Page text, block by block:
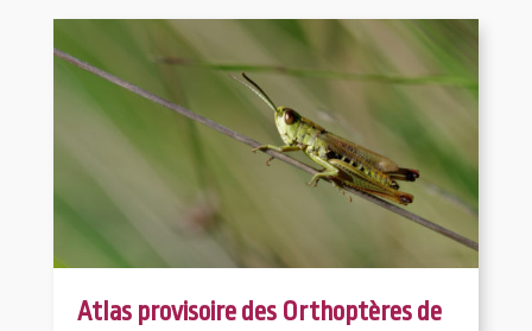
Atlas provisoire des Orthoptères de